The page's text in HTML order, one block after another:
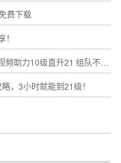
费下载
助力10级直升21 组队不求人
，3小时就能到21级！